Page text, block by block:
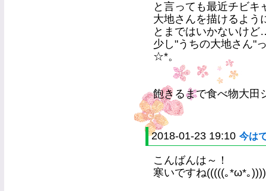
と言っても最近チビキ
大地さんを描けるよう
とまではいかないけ
少し"うちの大地さん"
☆*。
飽きるまで食べ物大田
2018-01-23 19:10 今は
こんばんは～！
寒いですね(((((｡*ω*｡))))